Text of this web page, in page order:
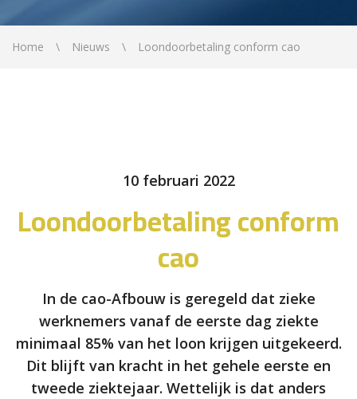
Home Nieuws Loondoorbetaling conform cao
10 februari 2022
Loondoorbetaling conform
cao
In de cao-Afbouw is geregeld dat zieke
werknemers vanaf de eerste dag ziekte
minimaal 85% van het loon krijgen uitgekeerd.
Dit blijft van kracht in het gehele eerste en
tweede ziektejaar. Wettelijk is dat anders